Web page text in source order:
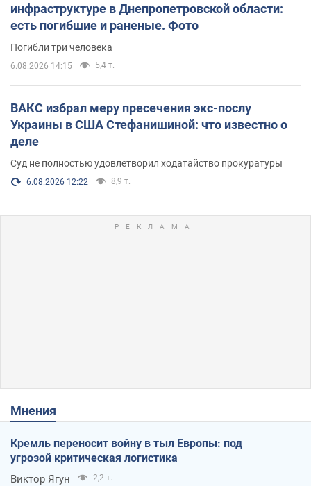
инфраструктуре в Днепропетровской области:
есть погибшие и раненые. Фото
Погибли три человека
6.08.2026 14:15 5,4 т.
ВАКС избрал меру пресечения экс-послу
Украины в США Стефанишиной: что известно о
деле
Суд не полностью удовлетворил ходатайство прокуратуры
6.08.2026 12:22 8,9 т.
Мнения
Кремль переносит войну в тыл Европы: под
угрозой критическая логистика
Виктор Ягун 2,2 т.